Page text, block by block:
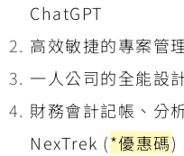
ChatGPT
高效敏捷的專案管
一人公司的全能設
財務會計記帳、分
NexTrek (*優惠碼)